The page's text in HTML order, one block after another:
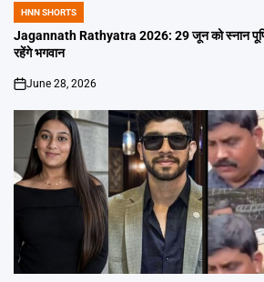
POSTED
IN
HNN SHORTS
Jagannath Rathyatra 2026: 29 जून को स्नान
रहेंगे भगवान
on
June 28, 2026